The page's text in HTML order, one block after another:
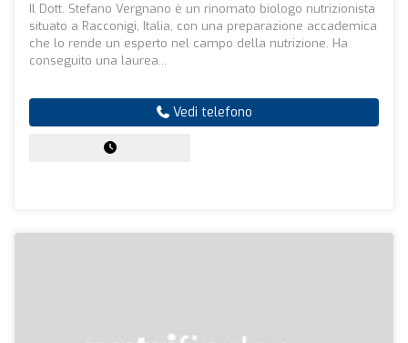
Il Dott. Stefano Vergnano è un rinomato biologo nutrizionista
situato a Racconigi, Italia, con una preparazione accademica
che lo rende un esperto nel campo della nutrizione. Ha
conseguito una laurea...
Vedi telefono